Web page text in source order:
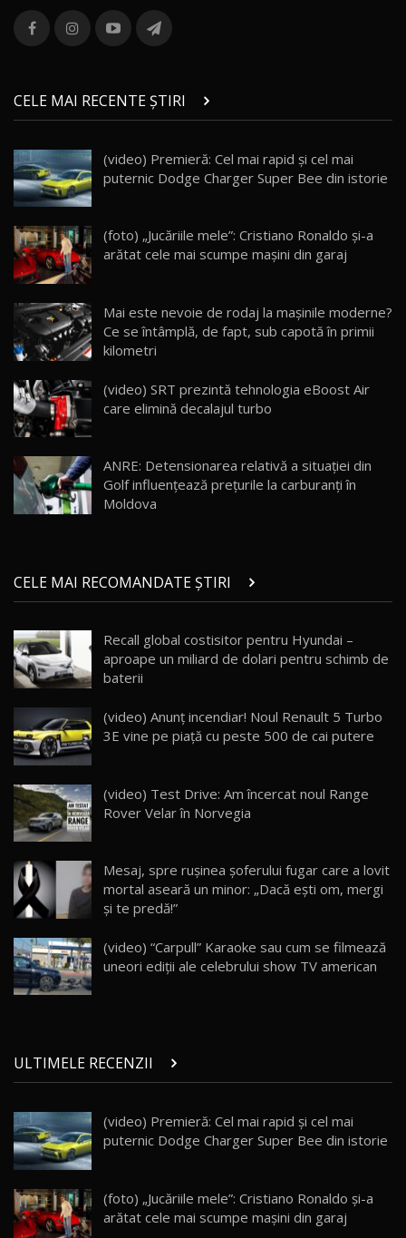
13
combină aventura cu luxul / AutoBlog.MD
36:08
chinez care face lumea să se întoarcă după el
/ AutoBlog.MD
17:27
15 14:37
16
AutoBlogMD
13:10
17 20:06
Va fi modelul nr.1 BYD în Moldova? BYD Seal U
30:08
AutoBlog.MD
23:36
20
Noul ZEEKR 7X / Test Drive AutoBlog.MD
21
AutoBlog.MD
16:59
22
Noua Mazda 6e / Test Drive AutoBlog.MD
26:59
23
Lynk & Co 01 / Test Drive AutoBlog.MD
25:19
24
Van Electric Testat în Moldova / AutoBlog.MD
26:38
25
mai Exclusiv și Puternic Defender Testat în
Moldova
32:21
26
AutoBlog.MD
10:57
28
Noul Geely Monjaro 2025! Mai ieftin și mai
dotat / Test Drive AutoBlog.MD
29
ZEEKR 9X - PRIMUL TEST DRIVE ÎN ROMÂNĂ!
CUM SE CONDUCE?
30
Primele impresii despre BYD Seal U DM-i,
Sealion 7 și Seal 5 DM-i / Test Drive
CELE MAI RECENTE ȘTIRI
(video) Premieră: Cel mai rapid și cel mai
puternic Dodge Charger Super Bee din istorie
(foto) „Jucăriile mele”: Cristiano Ronaldo și-a
arătat cele mai scumpe mașini din garaj
Mai este nevoie de rodaj la mașinile moderne?
Ce se întâmplă, de fapt, sub capotă în primii
kilometri
(video) SRT prezintă tehnologia eBoost Air
care elimină decalajul turbo
ANRE: Detensionarea relativă a situației din
Golf influențează prețurile la carburanți în
Moldova
CELE MAI RECOMANDATE ȘTIRI
Recall global costisitor pentru Hyundai –
aproape un miliard de dolari pentru schimb de
baterii
(video) Anunț incendiar! Noul Renault 5 Turbo
3E vine pe piață cu peste 500 de cai putere
(video) Test Drive: Am încercat noul Range
Rover Velar în Norvegia
Mesaj, spre rușinea șoferului fugar care a lovit
mortal aseară un minor: „Dacă ești om, mergi
și te predă!”
(video) “Carpull” Karaoke sau cum se filmează
uneori ediţii ale celebrului show TV american
ULTIMELE RECENZII
(video) Premieră: Cel mai rapid și cel mai
puternic Dodge Charger Super Bee din istorie
(foto) „Jucăriile mele”: Cristiano Ronaldo și-a
arătat cele mai scumpe mașini din garaj